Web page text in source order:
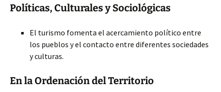
Políticas, Culturales y Sociológicas
El turismo fomenta el acercamiento político entre
los pueblos y el contacto entre diferentes sociedades
y culturas.
En la Ordenación del Territorio